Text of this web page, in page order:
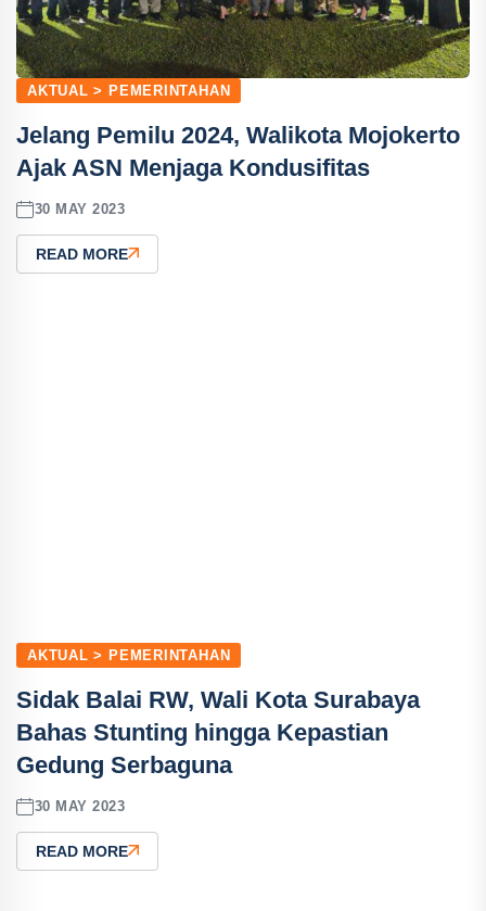
AKTUAL > PEMERINTAHAN
Jelang Pemilu 2024, Walikota Mojokerto
Ajak ASN Menjaga Kondusifitas
30 MAY 2023
READ MORE
AKTUAL > PEMERINTAHAN
Sidak Balai RW, Wali Kota Surabaya
Bahas Stunting hingga Kepastian
Gedung Serbaguna
30 MAY 2023
READ MORE